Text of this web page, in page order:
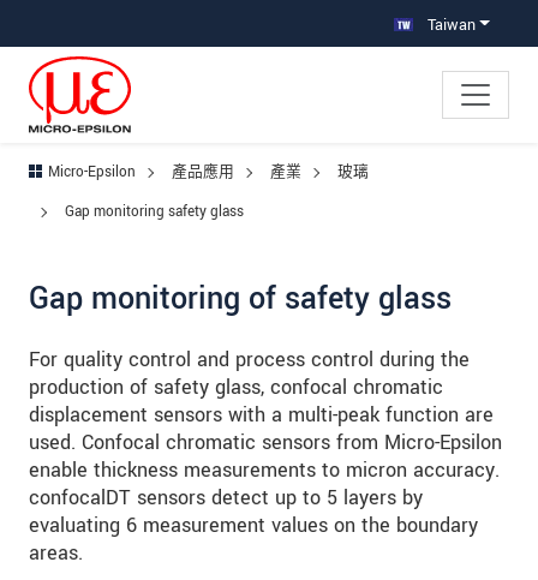
Taiwan
Micro-Epsilon 產品應用 產業
玻璃
Gap monitoring safety glass
Gap monitoring of safety glass
For quality control and process control during the
production of safety glass, confocal chromatic
displacement sensors with a multi-peak function are
used. Confocal chromatic sensors from Micro-Epsilon
enable thickness measurements to micron accuracy.
confocalDT sensors detect up to 5 layers by
evaluating 6 measurement values on the boundary
areas.